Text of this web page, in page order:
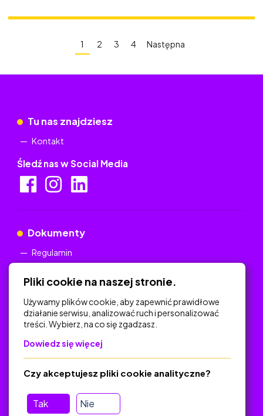
1 2 3 4 Następna
Tu nas znajdziesz
Kontakt
Śledź nas w Social Media
Dokumenty
Regulamin
Na skróty
Polityka Prywatności
O platformie
Baza materiałów dydaktycznych
Jak zostać autorem
Pliki cookie na naszej stronie.
Używamy plików cookie, aby zapewnić prawidłowe
działanie serwisu, analizować ruch i personalizować
treści. Wybierz, na co się zgadzasz.
Dowiedz się więcej
Tak Nie
Czy akceptujesz pliki cookie analityczne?